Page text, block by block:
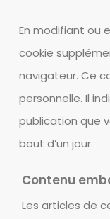
En modifiant ou
cookie
navigateur. Ce
personnelle. Il
publication que
bout d’un jour.
Contenu
Les articles de